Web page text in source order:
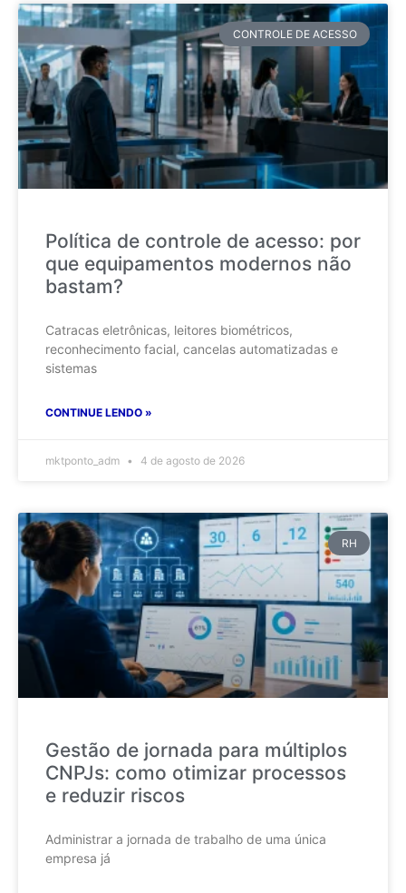
CONTROLE DE ACESSO
Política de controle de acesso: por
que equipamentos modernos não
bastam?
Catracas eletrônicas, leitores biométricos,
reconhecimento facial, cancelas automatizadas e
sistemas
CONTINUE LENDO »
mktponto_adm 4 de agosto de 2026
RH
Gestão de jornada para múltiplos
CNPJs: como otimizar processos
e reduzir riscos
Administrar a jornada de trabalho de uma única
empresa já